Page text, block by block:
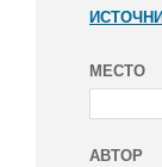
МЕСТО
АВТОР